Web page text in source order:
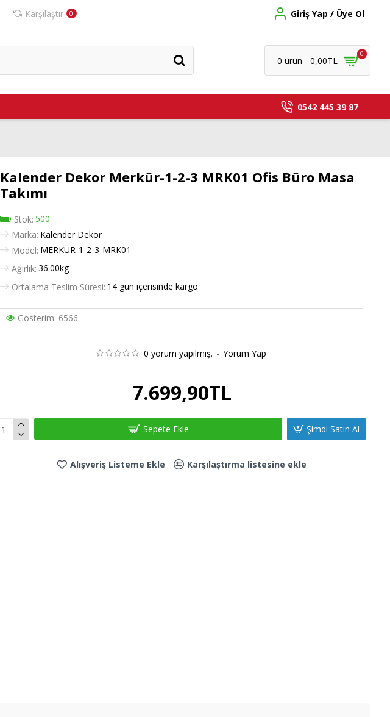
Karşılaştır 0 Giriş Yap / Üye Ol
0 ürün - 0,00TL
0
0542 445 39 87
Kalender Dekor Merkür-1-2-3 MRK01 Ofis Büro Masa
Takımı
Stok: 500
Marka: Kalender Dekor
Model: MERKÜR-1-2-3-MRK01
Ağırlık: 36.00kg
Ortalama Teslim Süresi: 14 gün içerisinde kargo
Gösterim: 6566
0 yorum yapılmış. - Yorum Yap
7.699,90TL
Sepete Ekle Şimdi Satın Al
Alışveriş Listeme Ekle Karşılaştırma listesine ekle